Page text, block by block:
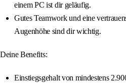
einem PC ist dir geläufig.
Gutes Teamwork und eine
Augenhöhe sind dir wichtig.
Deine Benefits:
Einstiegsgehalt von mindestens